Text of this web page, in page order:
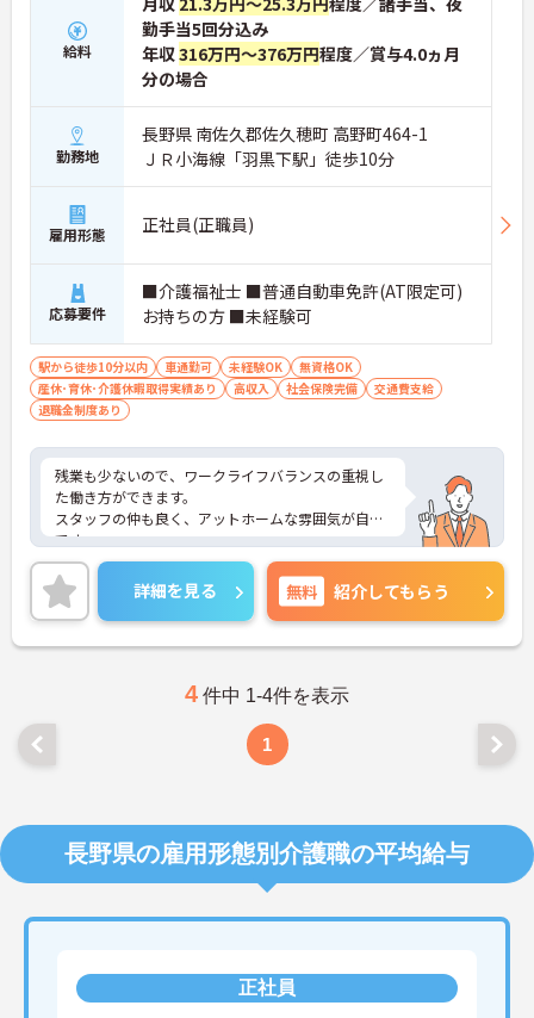
給料
勤手当5回分込み
年収316万円～376万円程度／賞与4.0ヵ月
分の場合
勤務地
長野県 南佐久郡佐久穂町 高野町464-1
ＪＲ小海線「羽黒下駅」徒歩10分
雇用形態 正社員(正職員)
応募要件
■介護福祉士 ■普通自動車免許(AT限定可)
お持ちの方 ■未経験可
駅から徒歩10分以内 車通勤可 未経験OK
無資格OK
産休･育休･介護休暇取得実績あり
高収入 社会保険完備
交通費支給
退職金制度あり
残業も少ないので、ワークライフバランスの重視し
た働き方ができます。
スタッフの仲も良く、アットホームな雰囲気が自慢
です。
ご興味ある方には、面接対策ポイントなど、詳細を
お話しいたしますのでお気軽にご相談ください。
詳細を見る 無料 紹介してもらう
4 件中 1-4件を表示
1
長野県の雇用形態別介護職の平均給与
正社員